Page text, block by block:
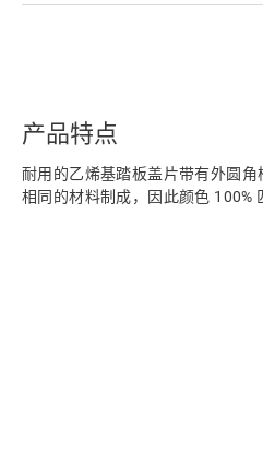
产品特点
耐用的乙烯基踏板盖片带有外圆
相同的材料制成，因此颜色 100%